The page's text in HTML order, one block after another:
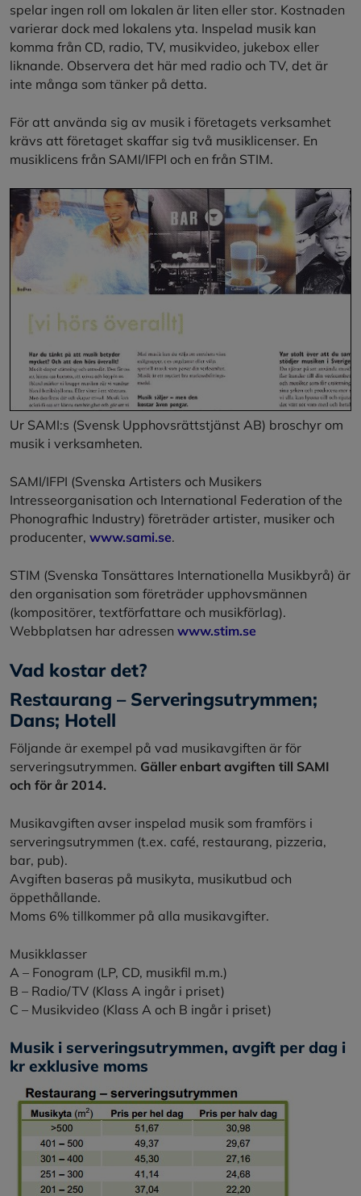
spelar ingen roll om lokalen är liten eller stor. Kostnaden
varierar dock med lokalens yta. Inspelad musik kan
komma från CD, radio, TV, musikvideo, jukebox eller
liknande. Observera det här med radio och TV, det är
inte många som tänker på detta.
För att använda sig av musik i företagets verksamhet
krävs att företaget skaffar sig två musiklicenser. En
musiklicens från SAMI/IFPI och en från STIM.
Ur SAMI:s (Svensk Upphovsrättstjänst AB) broschyr om
musik i verksamheten.
SAMI/IFPI (Svenska Artisters och Musikers
Intresseorganisation och International Federation of the
Phonografhic Industry) företräder artister, musiker och
producenter, www.sami.se.
STIM (Svenska Tonsättares Internationella Musikbyrå) är
den organisation som företräder upphovsmännen
(kompositörer, textförfattare och musikförlag).
Webbplatsen har adressen www.stim.se
Vad kostar det?
Restaurang – Serveringsutrymmen;
Dans; Hotell
Följande är exempel på vad musikavgiften är för
serveringsutrymmen. Gäller enbart avgiften till SAMI
och för år 2014.
Musikavgiften avser inspelad musik som framförs i
serveringsutrymmen (t.ex. café, restaurang, pizzeria,
bar, pub).
Avgiften baseras på musikyta, musikutbud och
öppethållande.
Moms 6% tillkommer på alla musikavgifter.
Musikklasser
A – Fonogram (LP, CD, musikfil m.m.)
B – Radio/TV (Klass A ingår i priset)
C – Musikvideo (Klass A och B ingår i priset)
Musik i serveringsutrymmen, avgift per dag i
kr exklusive moms